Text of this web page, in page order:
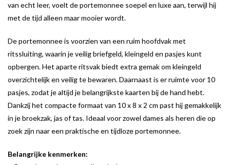
van echt leer, voelt de portemonnee soepel en luxe aan, terwijl hij
met de tijd alleen maar mooier wordt.
De portemonnee is voorzien van een ruim hoofdvak met
ritssluiting, waarin je veilig briefgeld, kleingeld en pasjes kunt
opbergen. Het aparte ritsvak biedt extra gemak om kleingeld
overzichtelijk en veilig te bewaren. Daarnaast is er ruimte voor 10
pasjes, zodat je altijd je belangrijkste kaarten bij de hand hebt.
Dankzij het compacte formaat van 10 x 8 x 2 cm past hij gemakkelijk
in je broekzak, jas of tas. Ideaal voor zowel dames als heren die op
zoek zijn naar een praktische en tijdloze portemonnee.
Belangrijke kenmerken: